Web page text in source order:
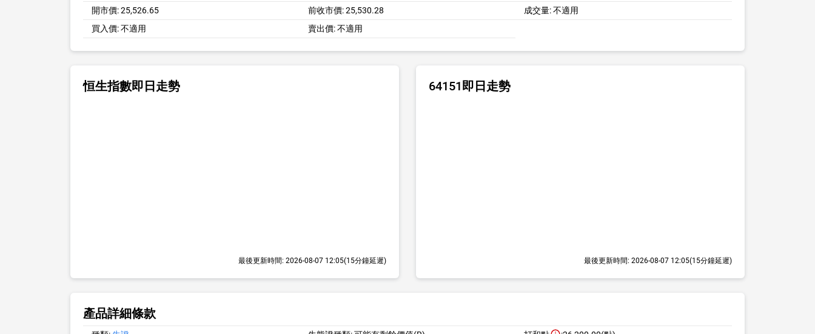
開市價:25,526.65 前收市價:25,530.28 成交量:不適用
買入價:不適用 賣出價:不適用
恒生指數即日走勢
最後更新時間: 2026-08-07 12:05(15分鐘延遲)
64151即日走勢
最後更新時間: 2026-08-07 12:05(15分鐘延遲)
產品詳細條款